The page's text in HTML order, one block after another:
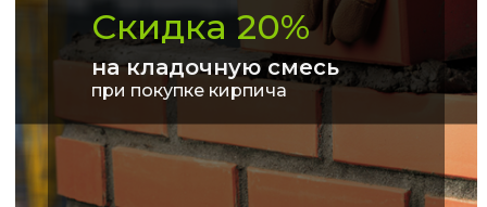
Скидка 20%
на кладочную смесь
при покупке кирпича